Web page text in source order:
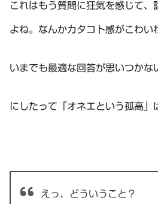
これはもう質問に狂気を感じて、
よね。なんかカタコト感がこわい
いまでも最適な回答が思いつかな
にしたって「オネエという孤高」
えっ、どういうこと？